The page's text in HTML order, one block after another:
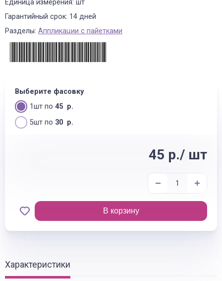
Единица измерения: шт
Гарантийный срок: 14 дней
Разделы: Аппликации с пайетками
Выберите фасовку
1шт по 45 р.
5шт по 30 р.
45 р./ шт
В корзину
Характеристики